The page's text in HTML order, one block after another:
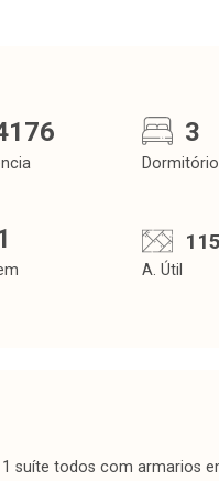
3
A. Útil
suíte todos com armarios